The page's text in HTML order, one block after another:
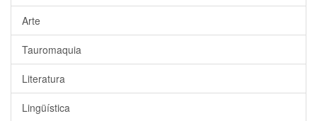
Arte
Tauromaquia
Literatura
Lingüística